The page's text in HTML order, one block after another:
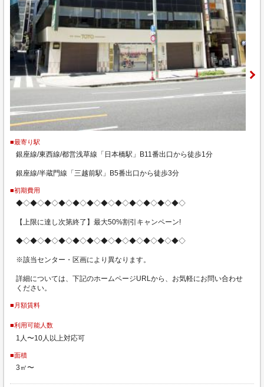
■最寄り駅
銀座線/東西線/都営浅草線「日本橋駅」B11番出口から徒歩1分
銀座線/半蔵門線「三越前駅」B5番出口から徒歩3分
■初期費用
◆◇◆◇◆◇◆◇◆◇◆◇◆◇◆◇◆◇◆◇◆◇◆◇
【上限に達し次第終了】最大50%割引キャンペーン!
◆◇◆◇◆◇◆◇◆◇◆◇◆◇◆◇◆◇◆◇◆◇◆◇
※該当センター・区画により異なります。
詳細については、下記のホームページURLから、お気軽にお問い合わせ
ください。
■月額賃料
■利用可能人数
1人〜10人以上対応可
■面積
3㎡〜